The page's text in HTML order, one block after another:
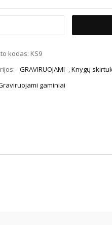
kodas: KS9
- GRAVIRUOJAMI -,Knygų
gaminiai